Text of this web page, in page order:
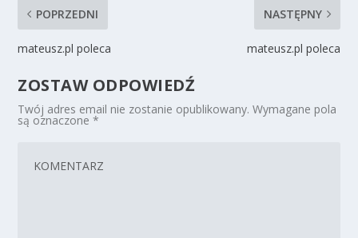
POPRZEDNI
mateusz.pl poleca
NASTĘPNY
mateusz.pl poleca
ZOSTAW ODPOWIEDŹ
Twój adres email nie zostanie opublikowany. Wymagane pola
są oznaczone*